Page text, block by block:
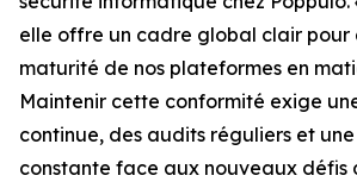
elle offre un cadre global clair pour
maturité de nos plateformes en
Maintenir cette conformité exige
continue, des audits réguliers et
constante face aux nouveaux défis